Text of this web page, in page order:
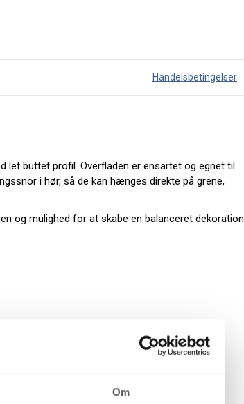
Om
Handelsbetingelser
let buttet profil. Overfladen er ensartet og egnet til
i hør, så de kan hænges direkte på grene,
og mulighed for at skabe en balanceret dekoration